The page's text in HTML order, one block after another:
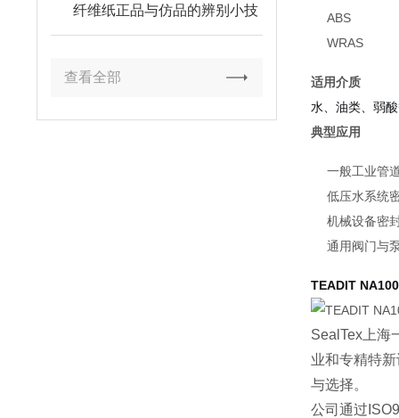
纤维纸正品与仿品的辨别小技
巧
查看全部
ABS
WRAS
适用介质
水、油类、弱
典型应用
一般工业管
低压水系统
机械设备密
通用阀门与
TEADIT
SealTex 上
业和专精特
与选择。
公司通过